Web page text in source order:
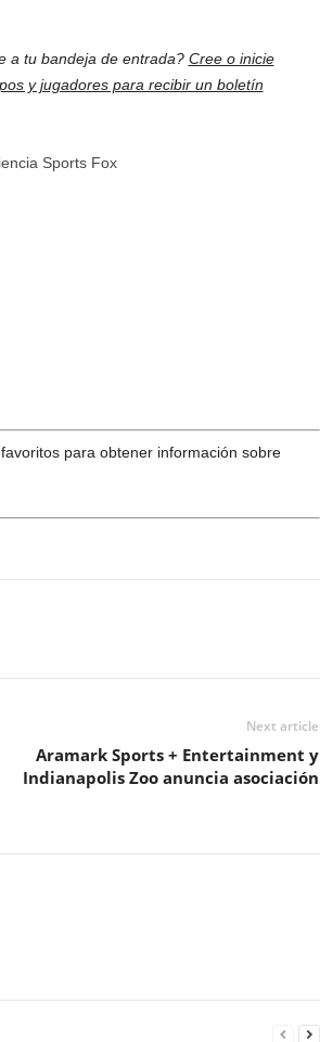
a tu bandeja de entrada? Cree o inicie
y jugadores para recibir un boletín
Sports Fox
para obtener información sobre
Next article
Aramark Sports + Entertainment y
Indianapolis Zoo anuncia asociación